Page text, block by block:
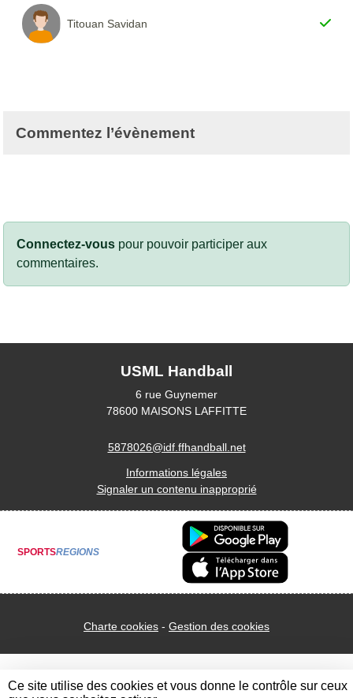
Titouan Savidan
Commentez l’évènement
Connectez-vous pour pouvoir participer aux
commentaires.
USML Handball
6 rue Guynemer
78600 MAISONS LAFFITTE
5878026@idf.ffhandball.net
Informations légales
Signaler un contenu inapproprié
SPORTSREGIONS
Charte cookies Gestion des cookies
Ce site utilise des cookies et vous donne le contrôle sur ceux